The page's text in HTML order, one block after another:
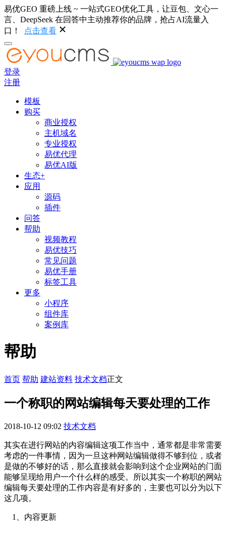
易优GEO 重磅上线 ~ 一站式GEO优化工具，让豆包、文心一
言、DeepSeek 在回答中主动推荐你的品牌，抢占AI流量入
口！
点击查看
登录
注册
模板
购买
商业授权
主机域名
专业授权
易优代理
易优AI版
生态+
应用
源码
插件
问答
帮助
视频教程
易优技巧
常见问题
易优手册
标签工具
更多
小程序
组件库
案例库
帮助
首页 帮助 建站资料 技术文档正文
一个称职的网站编辑每天要处理的工作
2018-10-12 09:02 技术文档
其实在进行网站的内容编辑这项工作当中，通常都是非常需要
考虑的一件事情，因为一旦这种网站编辑做得不够到位，或者
是做的不够好的话，那么直接就会影响到这个企业网站的门面
能够呈现给用户一个什么样的感受。所以其实一个称职的网站
编辑每天要处理的工作内容是有好多的，主要也可以分为以下
这几项。
1、内容更新